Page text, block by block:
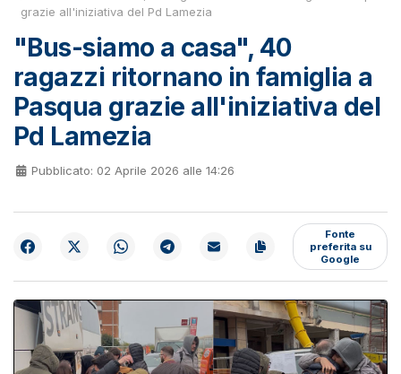
grazie all'iniziativa del Pd Lamezia
"Bus-siamo a casa", 40
ragazzi ritornano in famiglia a
Pasqua grazie all'iniziativa del
Pd Lamezia
Pubblicato: 02 Aprile 2026 alle 14:26
Fonte
preferita su
Google